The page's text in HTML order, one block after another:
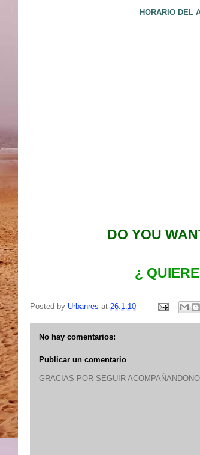
HORARIO DEL
DO YOU
¿
Posted by Urbanres at 26.1.10
No hay comentarios:
Publicar un comentario
GRACIAS POR SEGUIR